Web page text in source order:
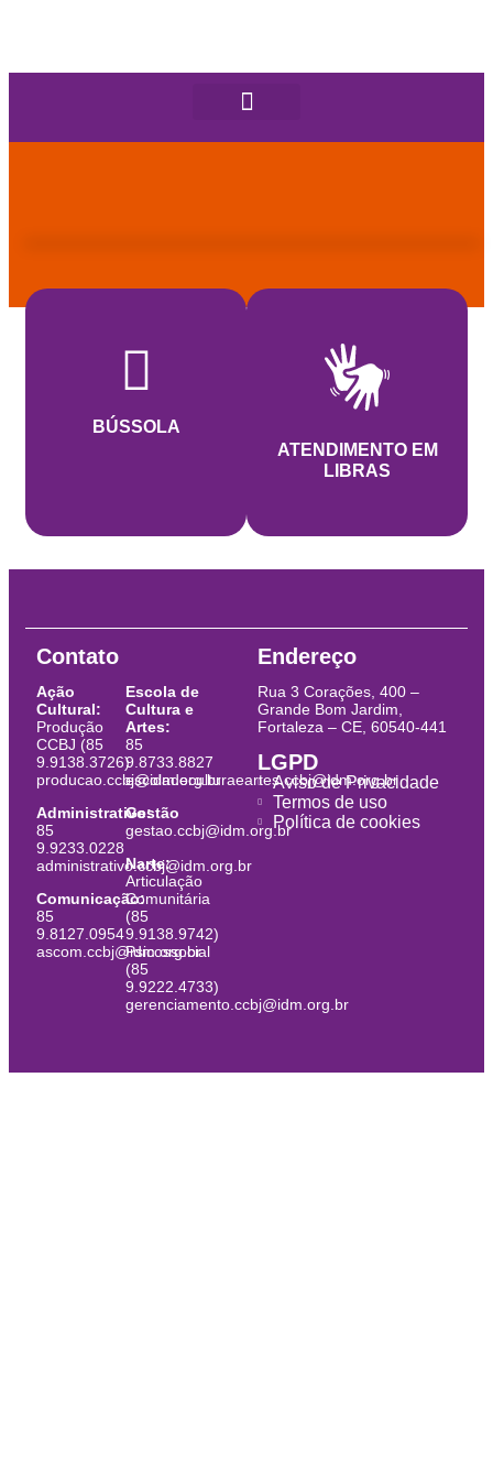
BÚSSOLA
ATENDIMENTO EM
LIBRAS
Contato
Ação
Cultural:
Produção
CCBJ (85
9.9138.3726)
producao.ccbj@idm.org.br
Administrativo:
85
9.9233.0228
administrativo.ccbj@idm.org.br
Comunicação:
85
9.8127.0954
ascom.ccbj@idm.org.br
Escola de
Cultura e
Artes:
85
9.8733.8827
escoladeculturaeartes.ccbj@idm.org.br
Gestão
gestao.ccbj@idm.org.br
Narte:
Articulação
Comunitária
(85
9.9138.9742)
Psicossocial
(85
9.9222.4733)
gerenciamento.ccbj@idm.org.br
Endereço
Rua 3 Corações, 400 –
Grande Bom Jardim,
Fortaleza – CE, 60540-441
LGPD
Aviso de Privacidade
Termos de uso
Política de cookies